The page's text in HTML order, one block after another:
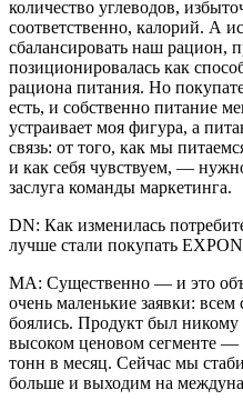
количество углеводов,
соответственно, калорий. А
сбалансировать наш рацион,
позиционировалась как
рациона питания. Но
есть, и собственно питание
устраивает моя фигура, а
связь: от того, как мы
и как себя чувствуем, —
заслуга команды маркетинга.
DN: Как изменилась
лучше стали покупать
МА: Существенно — и это
очень маленькие заявки:
боялись. Продукт был
высоком ценовом сегменте —
тонн в месяц. Сейчас мы
больше и выходим на